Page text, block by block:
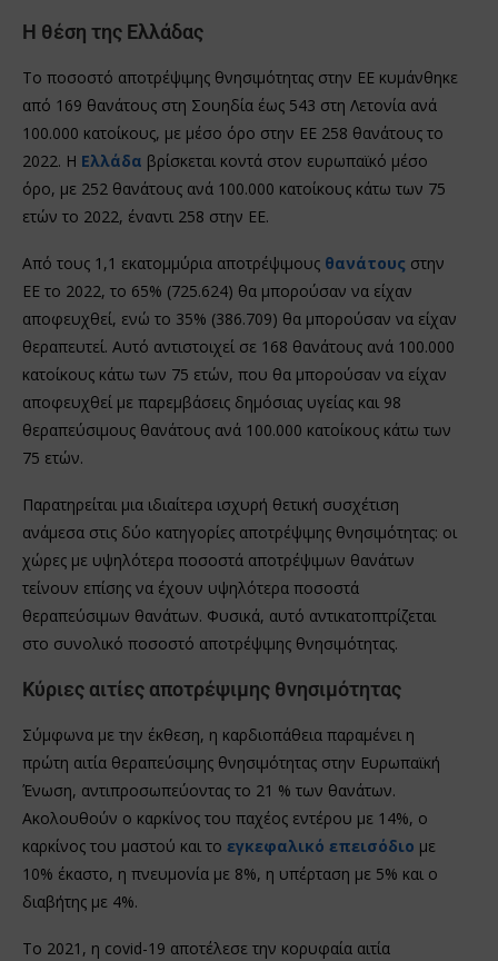
Η θέση της Ελλάδας
Το ποσοστό αποτρέψιμης θνησιμότητας στην ΕΕ κυμάνθηκε
από 169 θανάτους στη Σουηδία έως 543 στη Λετονία ανά
100.000 κατοίκους, με μέσο όρο στην ΕΕ 258 θανάτους το
2022. Η Ελλάδα βρίσκεται κοντά στον ευρωπαϊκό μέσο
όρο, με 252 θανάτους ανά 100.000 κατοίκους κάτω των 75
ετών το 2022, έναντι 258 στην ΕΕ.
Από τους 1,1 εκατομμύρια αποτρέψιμους θανάτους στην
ΕΕ το 2022, το 65% (725.624) θα μπορούσαν να είχαν
αποφευχθεί, ενώ το 35% (386.709) θα μπορούσαν να είχαν
θεραπευτεί. Αυτό αντιστοιχεί σε 168 θανάτους ανά 100.000
κατοίκους κάτω των 75 ετών, που θα μπορούσαν να είχαν
αποφευχθεί με παρεμβάσεις δημόσιας υγείας και 98
θεραπεύσιμους θανάτους ανά 100.000 κατοίκους κάτω των
75 ετών.
Παρατηρείται μια ιδιαίτερα ισχυρή θετική συσχέτιση
ανάμεσα στις δύο κατηγορίες αποτρέψιμης θνησιμότητας: οι
χώρες με υψηλότερα ποσοστά αποτρέψιμων θανάτων
τείνουν επίσης να έχουν υψηλότερα ποσοστά
θεραπεύσιμων θανάτων. Φυσικά, αυτό αντικατοπτρίζεται
στο συνολικό ποσοστό αποτρέψιμης θνησιμότητας.
Κύριες αιτίες αποτρέψιμης θνησιμότητας
Σύμφωνα με την έκθεση, η καρδιοπάθεια παραμένει η
πρώτη αιτία θεραπεύσιμης θνησιμότητας στην Ευρωπαϊκή
Ένωση, αντιπροσωπεύοντας το 21 % των θανάτων.
Ακολουθούν ο καρκίνος του παχέος εντέρου με 14%, ο
καρκίνος του μαστού και το εγκεφαλικό επεισόδιο με
10% έκαστο, η πνευμονία με 8%, η υπέρταση με 5% και ο
διαβήτης με 4%.
Το 2021, η covid-19 αποτέλεσε την κορυφαία αιτία